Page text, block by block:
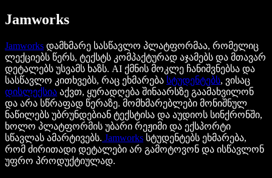
Jamworks
Jamworks დამხმარე სასწავლო პლატფორმაა, რომელიც
ლექციებს წერს, ტექსტს კომპაქტურად აჯამებს და მთავარ
დეტალებს უსვამს ხაზს. AI ქმნის მოკლე ჩანიშვნებსა და
სასწავლო კითხვებს, რაც ეხმარება სტუდენტებს, ვისაც
დისლექსია აქვთ, ყურადღება შინაარსზე გაამახვილონ
და არა სწრაფად წერაზე. მომხმარებლები მონიშნულ
ნაწილებს უბრუნდებიან ტექსტისა და აუდიოს სინქრონში,
ხოლო პლატფორმის უბარი რეჟიმი და ექსპორტი
სწავლას ამარტივებს. Jamworks სტუდენტებს ეხმარება,
რომ ძირითადი დეტალები არ გამოტოვონ და ისწავლონ
უფრო პროდუქტიულად.